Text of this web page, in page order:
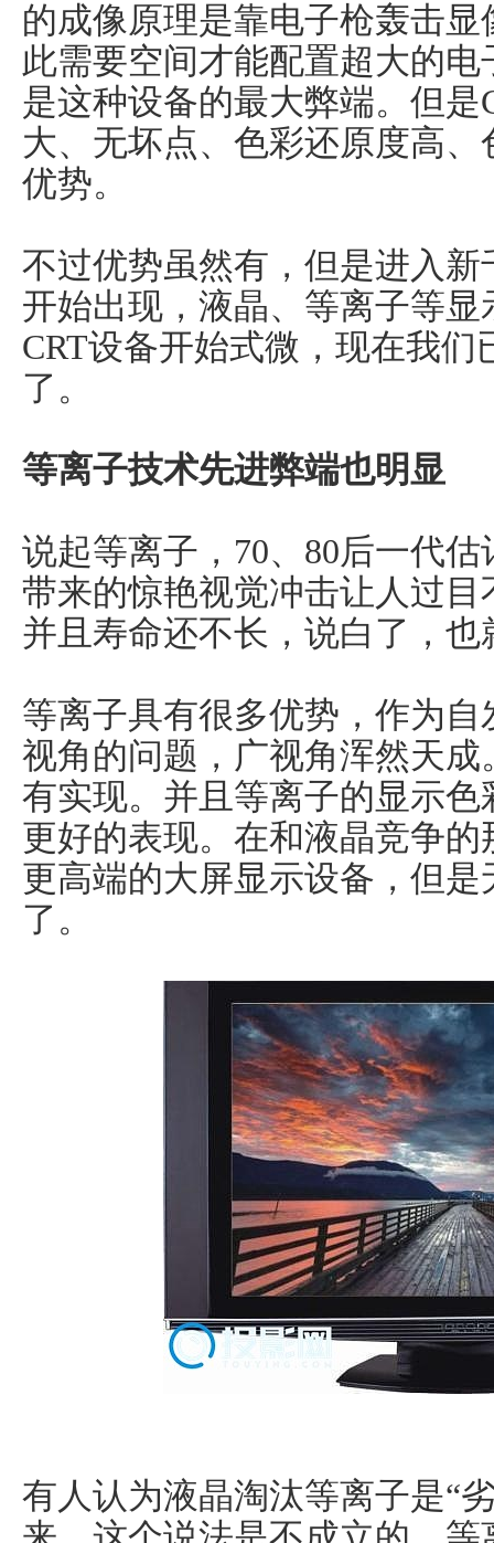
的成像原理是靠电子枪轰击
此需要空间才能配置超大的
是这种设备的最大弊端。但
大、无坏点、色彩还原度高
优势。
不过优势虽然有，但是进入
开始出现，液晶、等离子等
CRT设备开始式微，现在我们
了。
等离子技术先进弊端也明显
说起等离子，70、80后一代
带来的惊艳视觉冲击让人过
并且寿命还不长，说白了，也
等离子具有很多优势，作为
视角的问题，广视角浑然天
有实现。并且等离子的显示
更好的表现。在和液晶竞争
更高端的大屏显示设备，但
了。
有人认为液晶淘汰等离子是“